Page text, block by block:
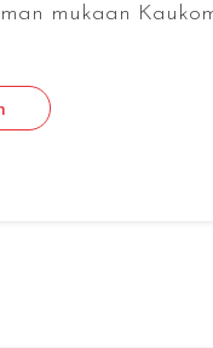
mukaan